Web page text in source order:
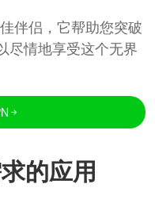
伴侣，它帮助您突破
尽情地享受这个无界
的应用